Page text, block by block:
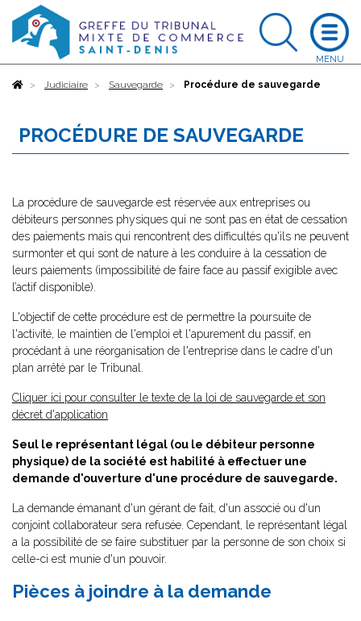
AccueilJudiciaire Sauvegarde Procédure de sauvegarde
PROCÉDURE DE SAUVEGARDE
La procédure de sauvegarde est réservée aux entreprises ou
débiteurs personnes physiques qui ne sont pas en état de cessation
des paiements mais qui rencontrent des difficultés qu'ils ne peuvent
surmonter et qui sont de nature à les conduire à la cessation de
leurs paiements (impossibilité de faire face au passif exigible avec
l’actif disponible).
L'objectif de cette procédure est de permettre la poursuite de
l'activité, le maintien de l'emploi et l'apurement du passif, en
procédant à une réorganisation de l'entreprise dans le cadre d'un
plan arrêté par le Tribunal.
Cliquer ici pour consulter le texte de la loi de sauvegarde et son
décret d'application
Seul le représentant légal (ou le débiteur personne
physique) de la société est habilité à effectuer une
demande d'ouverture d'une procédure de sauvegarde.
La demande émanant d'un gérant de fait, d'un associé ou d'un
conjoint collaborateur sera refusée. Cependant, le représentant légal
a la possibilité de se faire substituer par la personne de son choix si
celle-ci est munie d'un pouvoir.
Pièces à joindre à la demande